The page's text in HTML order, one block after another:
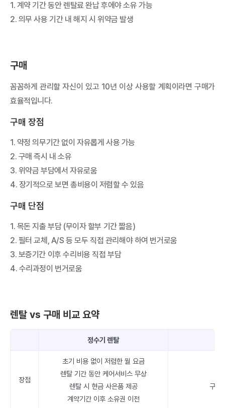
1. 계약 기간 동안 렌탈료 완납 후에야 소유 가능
2. 의무 사용 기간 내 해지 시 위약금 발생
구매
꼼꼼하게 관리할 자신이 있고 10년 이상 사용할 계획이라면 구매가
효율적입니다.
구매 장점
1. 약정 의무기간 없이 자유롭게 사용 가능
2. 구매 즉시 내 소유
3. 위약금 부담에서 자유로움
4. 장기적으로 보면 총비용이 저렴할 수 있음
구매 단점
1. 목돈 지출 부담 (무이자 할부 기간 짧음)
2. 필터 교체, A/S 등 모두 직접 관리해야 하여 번거로움
3. 보증기간 이후 수리비용 직접 부담
4. 수리과정이 번거로움
렌탈 vs 구매 비교 요약
정수기 렌탈
장점
초기 비용 없이 저렴한 월 요금
렌탈 기간 동안 케어서비스 무상
렌탈 시 현금 사은품 제공
계약기간 이후 소유권 이전
구매